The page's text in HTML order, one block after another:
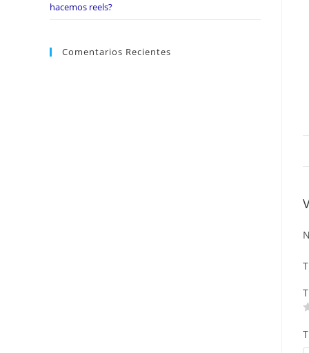
hacemos reels?
Comentarios Recientes